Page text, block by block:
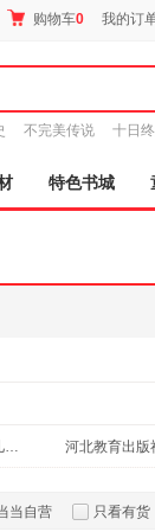
购物车0 我的订
不完美传说 十日
特色书城
江苏凤凰少年儿童出版社 河北教育出版
当自营 只看有货